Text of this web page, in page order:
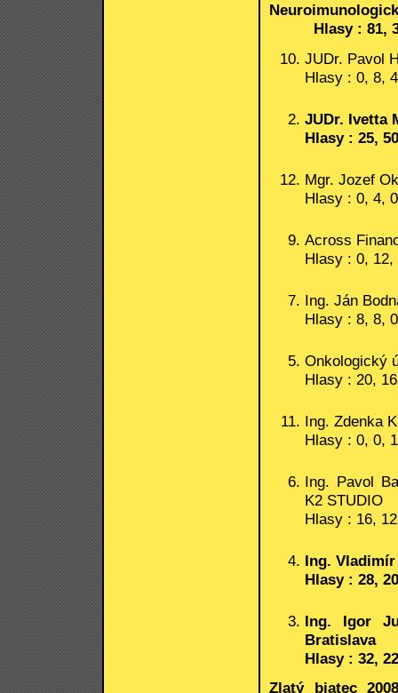
Hlasy : 81,
JUDr. Pavol
Hlasy : 0, 8,
JUDr. Ivetta
Hlasy : 25,
Mgr. Jozef
Hlasy : 0, 4,
Across
Hlasy : 0, 12,
Ing. Ján
Hlasy : 8, 8,
Onkologický
Hlasy : 20,
Ing. Zdenka
Hlasy : 0, 0,
Ing. Pavol
K2 STUDIO
Hlasy : 16,
Ing.
Hlasy : 28,
Ing. Igor
Bratislava
Hlasy : 32,
Zlatý biatec